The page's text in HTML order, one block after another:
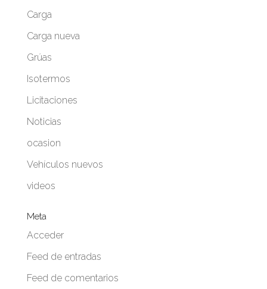
Carga
Carga nueva
Grúas
Isotermos
Licitaciones
Noticias
ocasion
Vehículos nuevos
videos
Meta
Acceder
Feed de entradas
Feed de comentarios